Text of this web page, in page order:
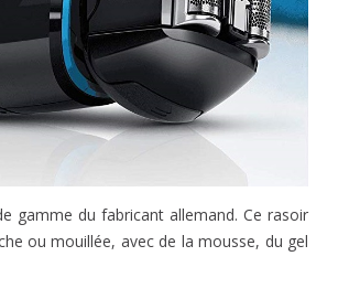
gamme du fabricant allemand. Ce rasoir
ou mouillée, avec de la mousse, du gel